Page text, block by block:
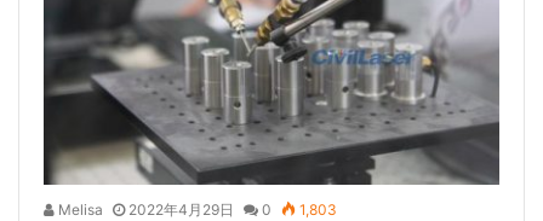
Melisa 2022年4月29日 0 1,803